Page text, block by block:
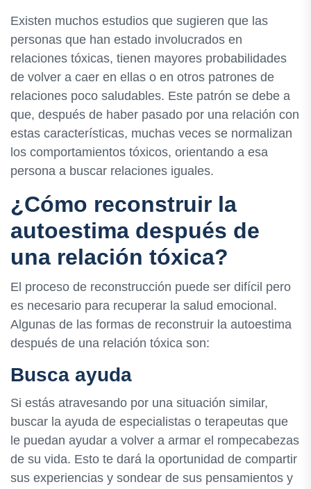
Existen muchos estudios que sugieren que las
personas que han estado involucrados en
relaciones tóxicas, tienen mayores probabilidades
de volver a caer en ellas o en otros patrones de
relaciones poco saludables. Este patrón se debe a
que, después de haber pasado por una relación con
estas características, muchas veces se normalizan
los comportamientos tóxicos, orientando a esa
persona a buscar relaciones iguales.
¿Cómo reconstruir la
autoestima después de
una relación tóxica?
El proceso de reconstrucción puede ser difícil pero
es necesario para recuperar la salud emocional.
Algunas de las formas de reconstruir la autoestima
después de una relación tóxica son:
Busca ayuda
Si estás atravesando por una situación similar,
buscar la ayuda de especialistas o terapeutas que
le puedan ayudar a volver a armar el rompecabezas
de su vida. Esto te dará la oportunidad de compartir
sus experiencias y sondear de sus pensamientos y